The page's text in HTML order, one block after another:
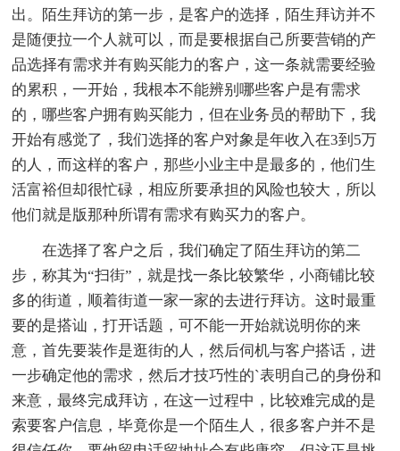
出。陌生拜访的第一步，是客户的选择，陌生拜访并不
是随便拉一个人就可以，而是要根据自己所要营销的产
品选择有需求并有购买能力的客户，这一条就需要经验
的累积，一开始，我根本不能辨别哪些客户是有需求
的，哪些客户拥有购买能力，但在业务员的帮助下，我
开始有感觉了，我们选择的客户对象是年收入在3到5万
的人，而这样的客户，那些小业主中是最多的，他们生
活富裕但却很忙碌，相应所要承担的风险也较大，所以
他们就是版那种所谓有需求有购买力的客户。
在选择了客户之后，我们确定了陌生拜访的第二
步，称其为“扫街”，就是找一条比较繁华，小商铺比较
多的街道，顺着街道一家一家的去进行拜访。这时最重
要的是搭讪，打开话题，可不能一开始就说明你的来
意，首先要装作是逛街的人，然后伺机与客户搭话，进
一步确定他的需求，然后才技巧性的`表明自己的身份和
来意，最终完成拜访，在这一过程中，比较难完成的是
索要客户信息，毕竟你是一个陌生人，很多客户并不是